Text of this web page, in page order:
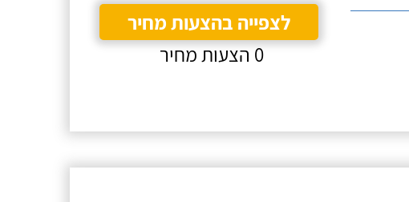
לצפייה בהצעות מחיר
0 הצעות מחיר